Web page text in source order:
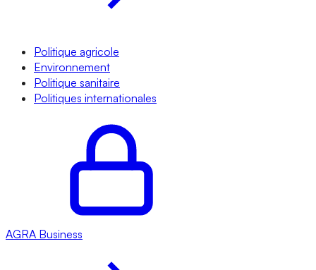
Politique agricole
Environnement
Politique sanitaire
Politiques internationales
AGRA Business